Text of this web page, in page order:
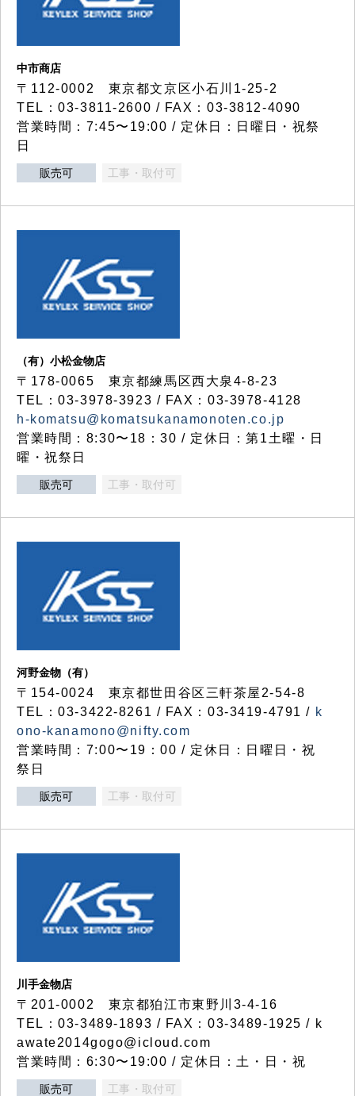
中市商店
〒112-0002 東京都文京区小石川1-25-2
TEL：03-3811-2600 / FAX：03-3812-4090
営業時間：7:45〜19:00 / 定休日：日曜日・祝祭
日
販売可 工事・取付可
（有）小松金物店
〒178-0065 東京都練馬区西大泉4-8-23
TEL：03-3978-3923 / FAX：03-3978-4128
h-komatsu@komatsukanamonoten.co.jp
営業時間：8:30〜18：30 / 定休日：第1土曜・日
曜・祝祭日
販売可 工事・取付可
河野金物（有）
〒154-0024 東京都世田谷区三軒茶屋2-54-8
TEL：03-3422-8261 / FAX：03-3419-4791 / k
ono-kanamono@nifty.com
営業時間：7:00〜19：00 / 定休日：日曜日・祝
祭日
販売可 工事・取付可
川手金物店
〒201-0002 東京都狛江市東野川3-4-16
TEL：03-3489-1893 / FAX：03-3489-1925 / k
awate2014gogo@icloud.com
営業時間：6:30〜19:00 / 定休日：土・日・祝
販売可 工事・取付可